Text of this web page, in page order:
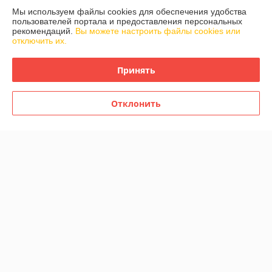
График работы
Полная версия сайта
Политика обработки cookies
Сайт создан на платформе Deal.by
Мы используем файлы cookies для обеспечения удобства
пользователей портала и предоставления персональных
рекомендаций. Вы можете настроить файлы cookies или
отключить их.
Принять
Отклонить